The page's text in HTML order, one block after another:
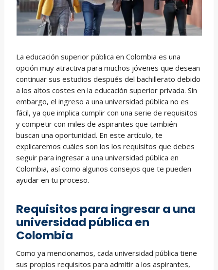
La educación superior pública en Colombia es una
opción muy atractiva para muchos jóvenes que desean
continuar sus estudios después del bachillerato debido
a los altos costes en la educación superior privada. Sin
embargo, el ingreso a una universidad pública no es
fácil, ya que implica cumplir con una serie de requisitos
y competir con miles de aspirantes que también
buscan una oportunidad. En este artículo, te
explicaremos cuáles son los los requisitos que debes
seguir para ingresar a una universidad pública en
Colombia, así como algunos consejos que te pueden
ayudar en tu proceso.
Requisitos para ingresar a una
universidad pública en
Colombia
Como ya mencionamos, cada universidad pública tiene
sus propios requisitos para admitir a los aspirantes,